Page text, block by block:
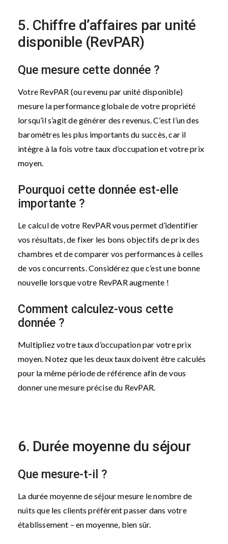
5. Chiffre d’affaires par unité
disponible (RevPAR)
Que mesure cette donnée ?
Votre RevPAR (ou revenu par unité disponible)
mesure la performance globale de votre propriété
lorsqu’il s’agit de générer des revenus. C’est l’un des
baromètres les plus importants du succès, car il
intègre à la fois votre taux d’occupation et votre prix
moyen.
Pourquoi cette donnée est-elle
importante ?
Le calcul de votre RevPAR vous permet d’identifier
vos résultats, de fixer les bons objectifs de prix des
chambres et de comparer vos performances à celles
de vos concurrents. Considérez que c’est une bonne
nouvelle lorsque votre RevPAR augmente !
Comment calculez-vous cette
donnée ?
Multipliez votre taux d’occupation par votre prix
moyen. Notez que les deux taux doivent être calculés
pour la même période de référence afin de vous
donner une mesure précise du RevPAR.
6. Durée moyenne du séjour
Que mesure-t-il ?
La durée moyenne de séjour mesure le nombre de
nuits que les clients préfèrent passer dans votre
établissement – en moyenne, bien sûr.